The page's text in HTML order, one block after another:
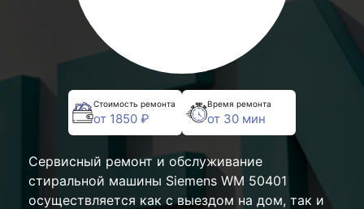
Стоимость ремонта
от 1850 ₽
Время ремонта
от 30 мин
Сервисный ремонт и обслуживание
стиральной машины Siemens WM 50401
осуществляется как с выездом на дом, так и